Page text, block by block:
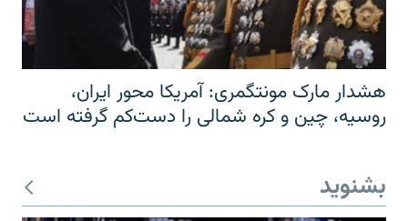
هشدار مارک مونتگمری: آمریکا محور ایران،
روسیه، چین و کره شمالی را دست‌کم گرفته است
بشنوید